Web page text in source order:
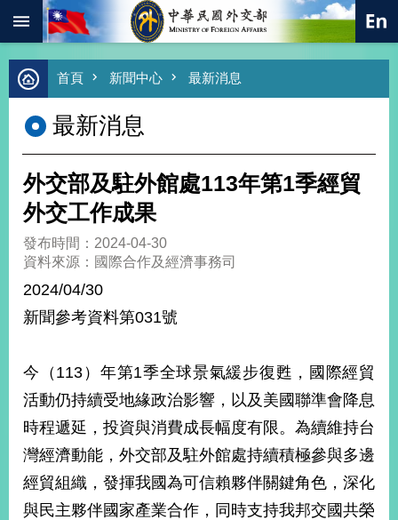
跳到主要內容區塊
進
階
尋
熱
總
合
外
價
外
交
經
濟
不
落
國
首頁 新聞中心 最新消息
最新消息
外交部及駐外館處113年第1季經貿
外交工作成果
發布時間：2024-04-30
資料來源：國際合作及經濟事務司
2024/04/30
新聞參考資料第031號
今（113）年第1季全球景氣緩步復甦，國際經貿
活動仍持續受地緣政治影響，以及美國聯準會降息
時程遞延，投資與消費成長幅度有限。為續維持台
灣經濟動能，外交部及駐外館處持續積極參與多邊
經貿組織，發揮我國為可信賴夥伴關鍵角色，深化
與民主夥伴國家產業合作，同時支持我邦交國共榮